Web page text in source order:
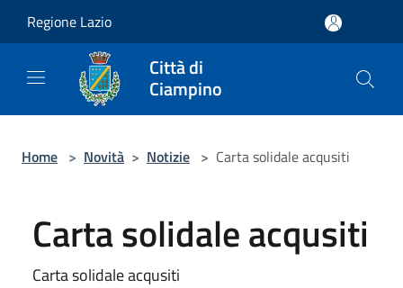
Regione Lazio
Città di
Ciampino
Home > Novità > Notizie > Carta solidale acqusiti
Carta solidale acqusiti
Carta solidale acqusiti